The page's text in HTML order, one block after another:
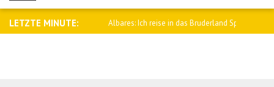
LETZTE MINUTE:
Tusk: Denken Albares: Ich reise in das Bruderland Spa..